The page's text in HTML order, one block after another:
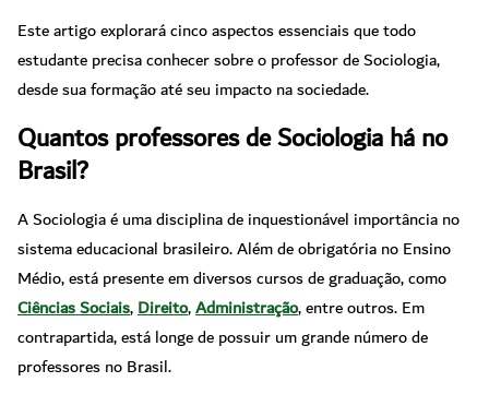
Este artigo explorará cinco aspectos essenciais que todo
estudante precisa conhecer sobre o professor de Sociologia,
desde sua formação até seu impacto na sociedade.
Quantos professores de Sociologia há no
Brasil?
A Sociologia é uma disciplina de inquestionável importância no
sistema educacional brasileiro. Além de obrigatória no Ensino
Médio, está presente em diversos cursos de graduação, como
Ciências Sociais,Direito,Administração, entre outros. Em
contrapartida, está longe de possuir um grande número de
professores no Brasil.